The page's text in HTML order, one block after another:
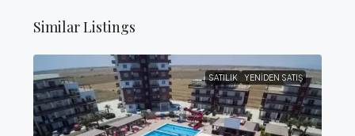
Similar Listings
SATILIK YENIDEN SATIŞ